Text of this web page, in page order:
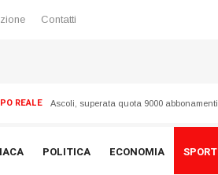
Contatti
REALE Ascoli, superata quota 9000 abbonamenti
POLITICA ECONOMIA SPORT